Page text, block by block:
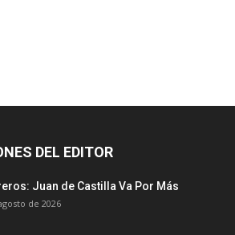
DEL EDITOR
Juan de Castilla Va Por Más
de 2026